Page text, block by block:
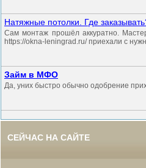
Натяжные потолки. Где
Сам монтаж прошёл аккуратно.
https://okna-leningrad.ru/ приехали с
Займ в МФО
Да, уних быстро обычно одобрение
СЕЙЧАС НА САЙТЕ